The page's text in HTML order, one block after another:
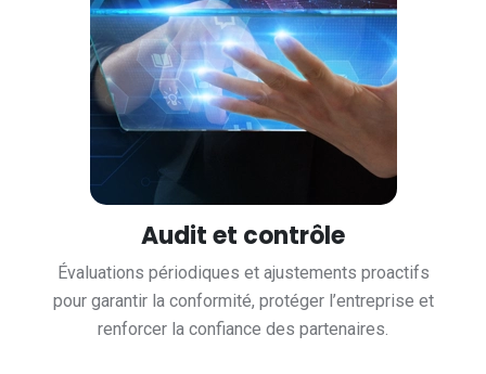
Audit et contrôle
Évaluations périodiques et ajustements proactifs
pour garantir la conformité, protéger l’entreprise et
renforcer la confiance des partenaires.